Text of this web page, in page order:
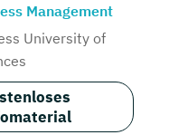
Management
University of